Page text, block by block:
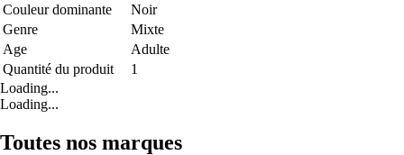
Couleur dominante
Noir
Genre
Mixte
Age
Adulte
Quantité du produit
1
Loading...
Loading...
Toutes nos marques